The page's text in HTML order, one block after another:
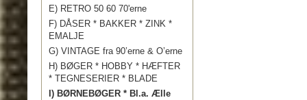
E) RETRO 50 60 70'erne
F) DÅSER * BAKKER * ZINK *
EMALJE
G) VINTAGE fra 90’erne & O’erne
H) BØGER * HOBBY * HÆFTER
* TEGNESERIER * BLADE
I) BØRNEBØGER * Bl.a. Ælle